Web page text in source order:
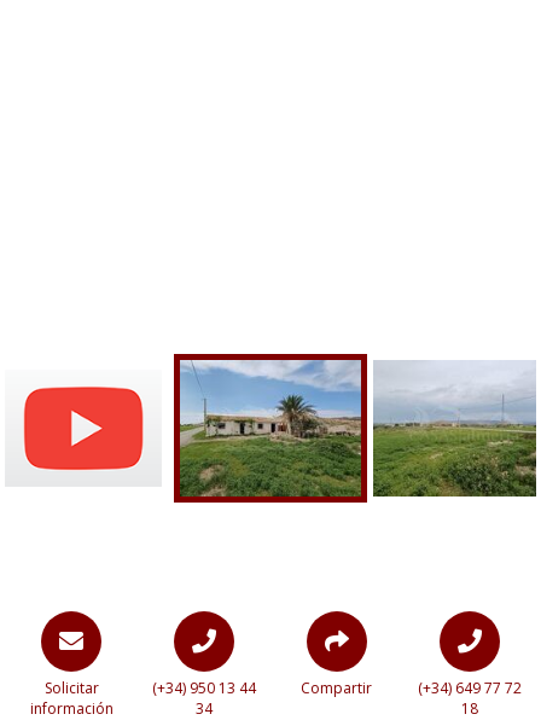
Solicitar
información
(+34) 950 13 44
34
Compartir
(+34) 649 77 72
18